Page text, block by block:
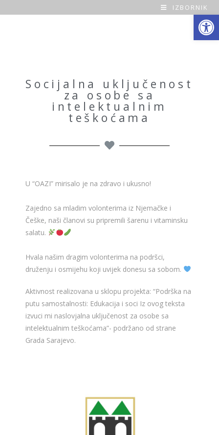
Open toolbar
O
IZBORNIK
Socijalna uključenost
za osobe sa
intelektualnim
teškoćama
U “OAZI” mirisalo je na zdravo i ukusno!
Zajedno sa mladim volonterima iz Njemačke i
Češke, naši članovi su pripremili šarenu i vitaminsku
salatu.
Hvala našim dragim volonterima na podršci,
druženju i osmijehu koji uvijek donesu sa sobom.
Aktivnost realizovana u sklopu projekta: “Podrška na
putu samostalnosti: Edukacija i soci Iz ovog teksta
izvuci mi naslovjalna uključenost za osobe sa
intelektualnim teškoćama”- podržano od strane
Grada Sarajevo.